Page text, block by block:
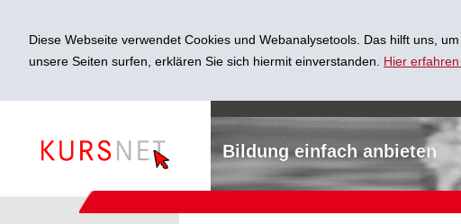
Diese Webseite verwendet Cookies und Webanalysetools. Das hilft uns,
unsere Seiten surfen, erklären Sie sich hiermit einverstanden. Hier
Bildung einfach anbieten